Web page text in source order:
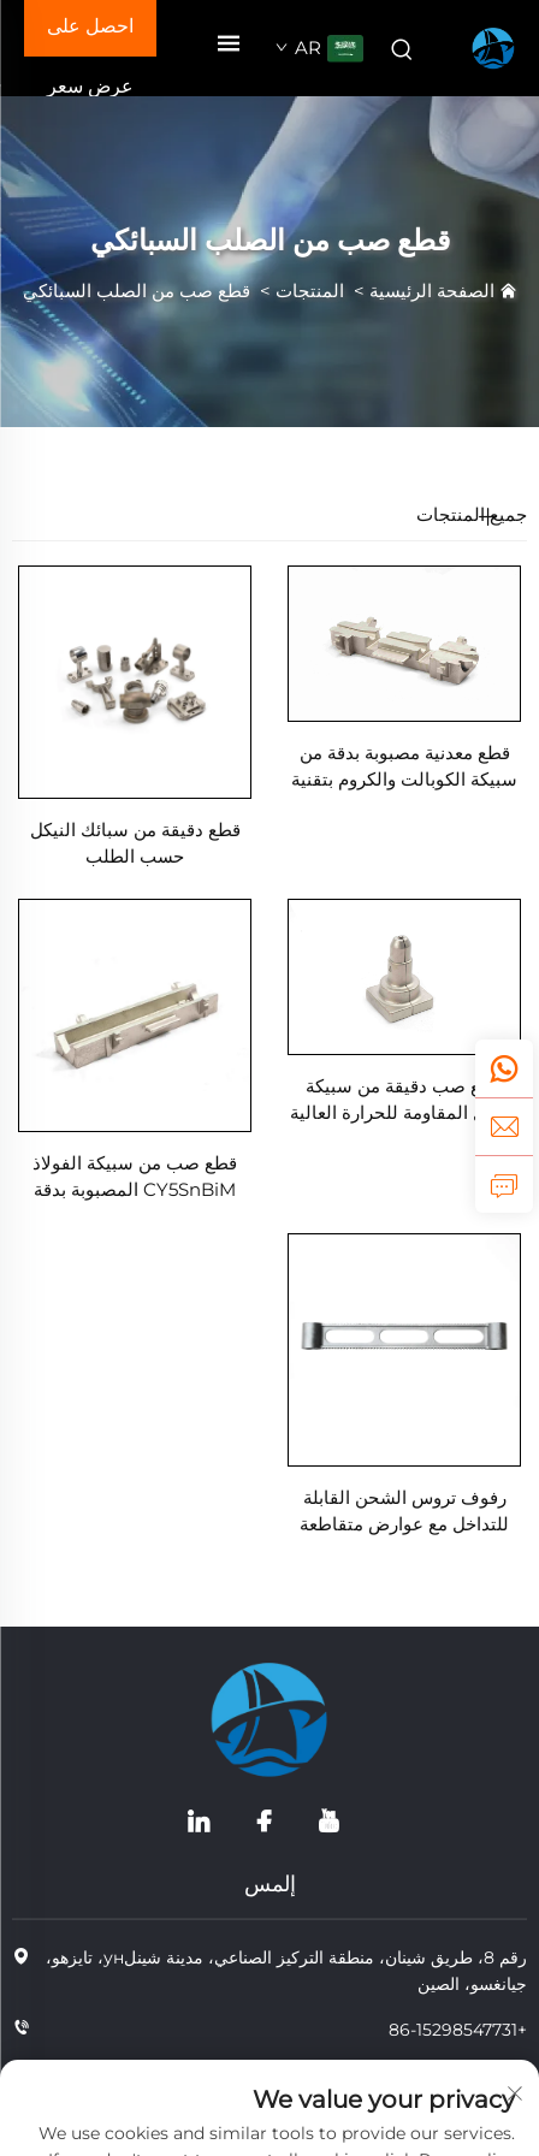
AR
احصل على
عرض سعر
قطع صب من الصلب السبائكي
الصفحة الرئيسية > المنتجات >قطع صب من الصلب السبائكي
جميع المنتجات
قطع معدنية مصبوبة بدقة من
سبيكة الكوبالت والكروم بتقنية
قطع دقيقة من سبائك النيكل
حسب الطلب
قطع صب دقيقة من سبيكة
النيكل المقاومة للحرارة العالية
والمصنوعة بتقنية الاستثمار
قطع صب من سبيكة الفولاذ
CY5SnBiM المصبوبة بدقة
رفوف تروس الشحن القابلة
للتداخل مع عوارض متقاطعة
إلمس
رقم 8، طريق شينان، منطقة التركيز الصناعي، مدينة شينلун، تايزهو،
جيانغسو، الصين
+86-15298547731
We value your privacy
We use cookies and similar tools to provide our services.